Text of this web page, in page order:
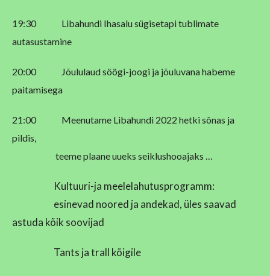
19:30 Libahundi Ihasalu sügisetapi tublimate
autasustamine
20:00 Jõululaud söögi-joogi ja jõuluvana habeme
paitamisega
21:00 Meenutame Libahundi 2022 hetki sõnas ja
pildis,
teeme plaane uueks seiklushooajaks …
Kultuuri-ja meelelahutusprogramm:
esinevad noored ja andekad, üles saavad
astuda kõik soovijad
Tants ja trall kõigile